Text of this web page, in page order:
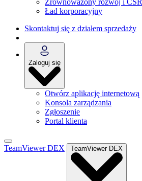
Zrównoważony rozwój i CSR
Ład korporacyjny
Skontaktuj się z działem sprzedaży
Zaloguj się
Otwórz aplikację internetową
Konsola zarządzania
Zgłoszenie
Portal klienta
TeamViewer DEX TeamViewer DEX